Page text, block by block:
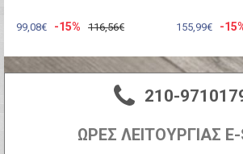
99,08€ -15% 116,56€ 155,99€ -
210-
ΩΡΕΣ ΛΕΙΤΟΥΡΓΙΑΣ E-